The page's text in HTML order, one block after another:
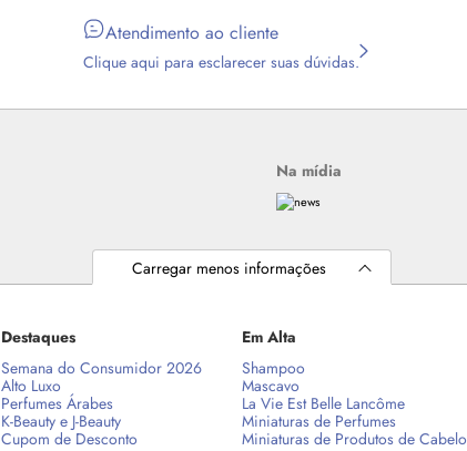
Atendimento ao cliente
Clique aqui para esclarecer suas dúvidas.
Na mídia
Carregar menos informações
Destaques
Semana do Consumidor 2026
Alto Luxo
Perfumes Árabes
K-Beauty e J-Beauty
Cupom de Desconto
Em Alta
Shampoo
Mascavo
La Vie Est Belle Lancôme
Miniaturas de Perfumes
Miniaturas de Produtos de Cabelo